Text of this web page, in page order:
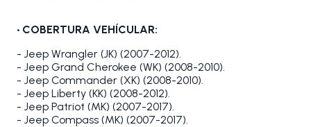
• COBERTURA VEHÍCULAR:
- Jeep Wrangler (JK) (2007-2012).
- Jeep Grand Cherokee (WK) (2008-2010).
- Jeep Commander (XK) (2008-2010).
- Jeep Liberty (KK) (2008-2012).
- Jeep Patriot (MK) (2007-2017).
- Jeep Compass (MK) (2007-2017).